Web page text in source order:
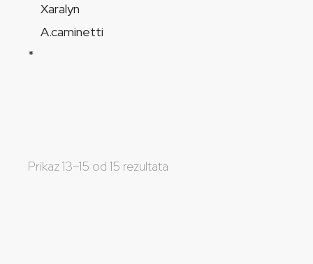
Prikaz 13–15 od 15 rezultata
Xaralyn
A.caminetti
*